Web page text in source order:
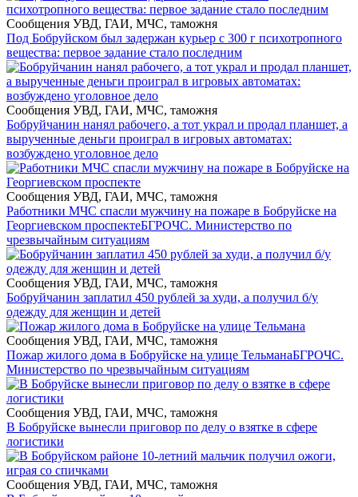
Сообщения УВД, ГАИ, МЧС, таможня
Под Бобруйском был задержан курьер с 300 г психотропного
вещества: первое задание стало последним
Сообщения УВД, ГАИ, МЧС, таможня
Бобруйчанин нанял рабочего, а тот украл и продал планшет, а
вырученные деньги проиграл в игровых автоматах:
возбуждено уголовное дело
Сообщения УВД, ГАИ, МЧС, таможня
Работники МЧС спасли мужчину на пожаре в Бобруйске на
Георгиевском проспектеБГРОЧС. Министерство по
чрезвычайным ситуациям
Сообщения УВД, ГАИ, МЧС, таможня
Бобруйчанин заплатил 450 рублей за худи, а получил б/у
одежду для женщин и детей
Сообщения УВД, ГАИ, МЧС, таможня
Пожар жилого дома в Бобруйске на улице ТельманаБГРОЧС.
Министерство по чрезвычайным ситуациям
Сообщения УВД, ГАИ, МЧС, таможня
В Бобруйске вынесли приговор по делу о взятке в сфере
логистики
Сообщения УВД, ГАИ, МЧС, таможня